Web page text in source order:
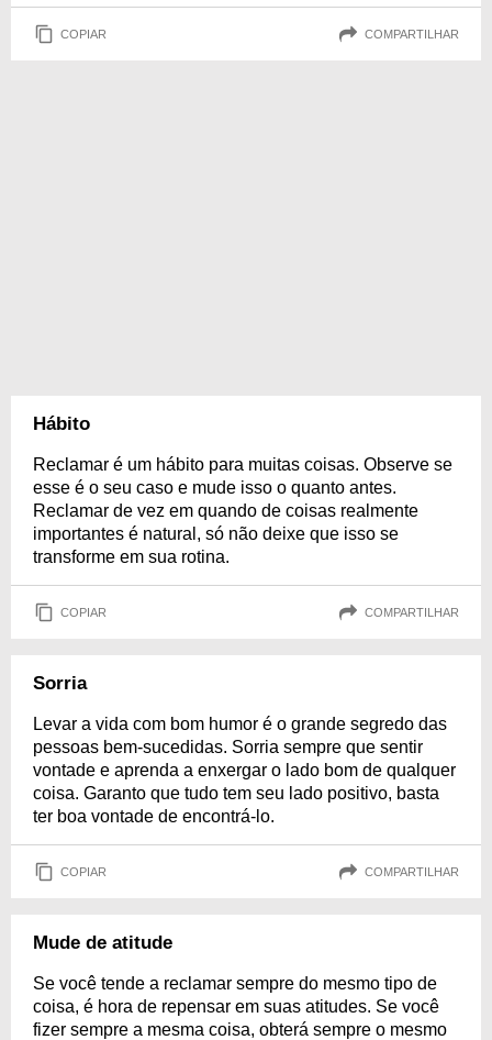
COPIAR COMPARTILHAR
Hábito
Reclamar é um hábito para muitas coisas. Observe se
esse é o seu caso e mude isso o quanto antes.
Reclamar de vez em quando de coisas realmente
importantes é natural, só não deixe que isso se
transforme em sua rotina.
COPIAR COMPARTILHAR
Sorria
Levar a vida com bom humor é o grande segredo das
pessoas bem-sucedidas. Sorria sempre que sentir
vontade e aprenda a enxergar o lado bom de qualquer
coisa. Garanto que tudo tem seu lado positivo, basta
ter boa vontade de encontrá-lo.
COPIAR COMPARTILHAR
Mude de atitude
Se você tende a reclamar sempre do mesmo tipo de
coisa, é hora de repensar em suas atitudes. Se você
fizer sempre a mesma coisa, obterá sempre o mesmo